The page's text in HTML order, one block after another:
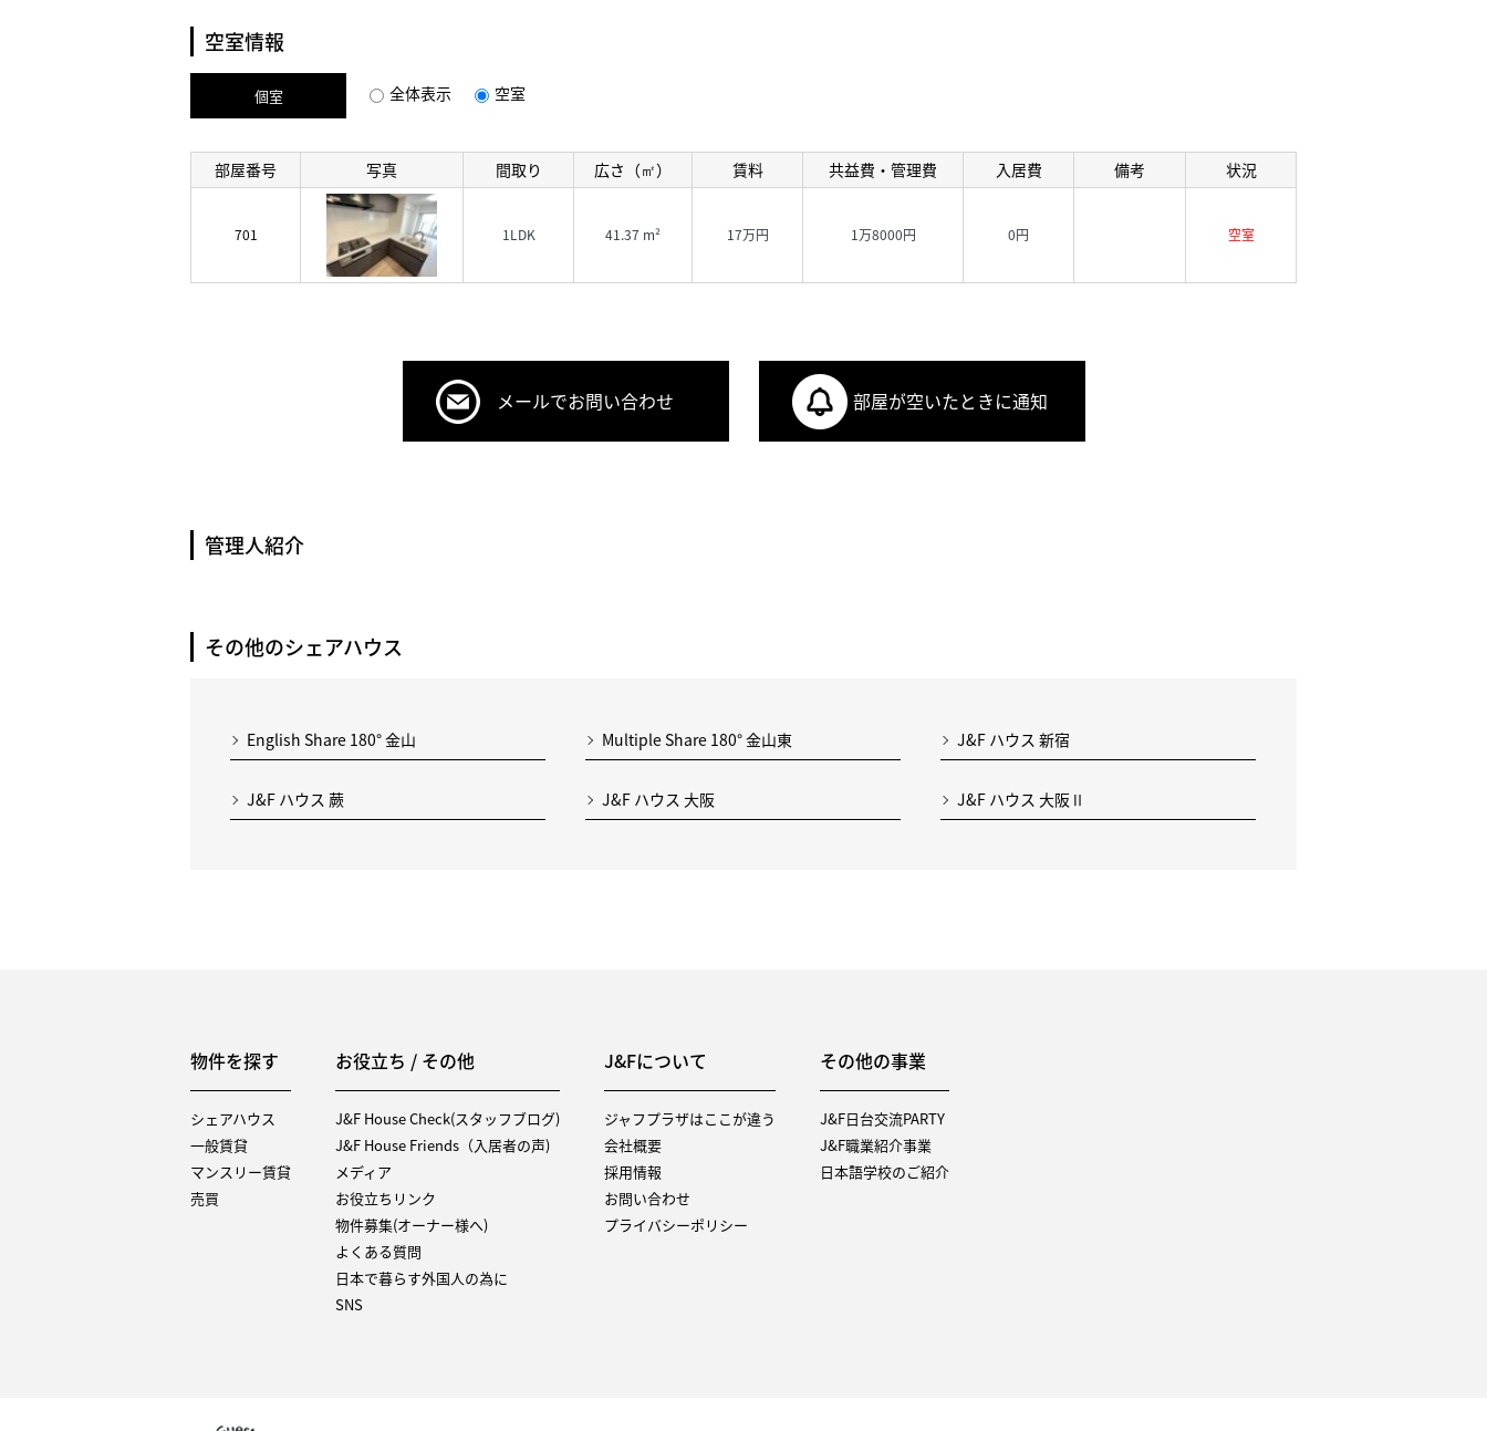
空室情報
個室 全体表示 空室
部屋番号 写真 間取り 広さ（㎡） 賃料 共益費・管理費 入居費 備考 状況
701 1LDK 41.37 m² 17万円 1万8000円 0円 空室
メールでお問い合わせ 部屋が空いたときに通知
管理人紹介
その他のシェアハウス
English Share 180° 金山 Multiple Share 180° 金山東 J&F ハウス 新宿
J&F ハウス 蕨 J&F ハウス 大阪 J&F ハウス 大阪Ⅱ
物件を探す
シェアハウス
一般賃貸
マンスリー賃貸
売買
お役立ち / その他
J&F House Check(スタッフブログ)
J&F House Friends（入居者の声)
メディア
お役立ちリンク
物件募集(オーナー様へ)
よくある質問
日本で暮らす外国人の為に
SNS
J&Fについて
ジャフプラザはここが違う
会社概要
採用情報
お問い合わせ
プライバシーポリシー
その他の事業
J&F日台交流PARTY
J&F職業紹介事業
日本語学校のご紹介